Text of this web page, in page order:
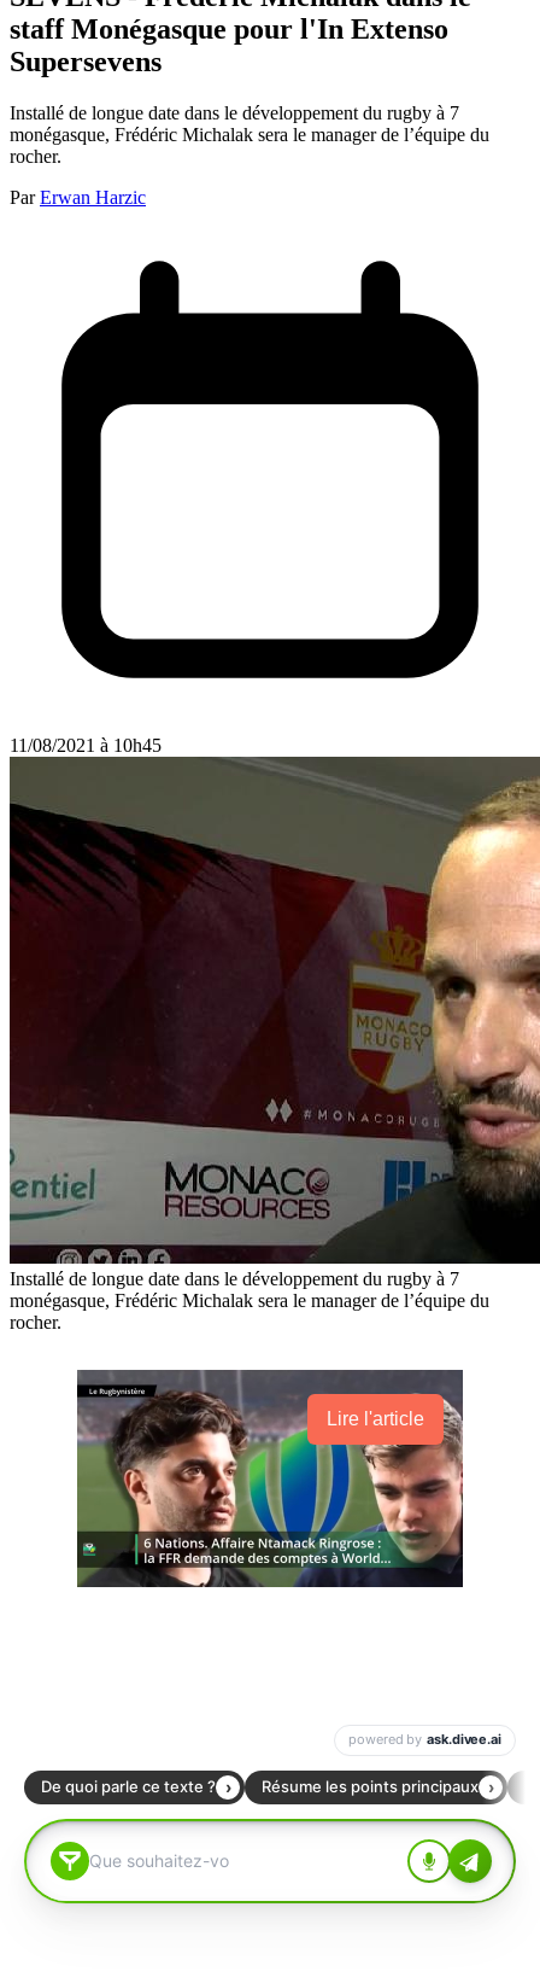
staff Monégasque pour l'In Extenso
Supersevens
Installé de longue date dans le développement du rugby à 7
monégasque, Frédéric Michalak sera le manager de l’équipe du
rocher.
Par Erwan Harzic
11/08/2021 à 10h45
Installé de longue date dans le développement du rugby à 7
monégasque, Frédéric Michalak sera le manager de l’équipe du
rocher.
Lire l'article